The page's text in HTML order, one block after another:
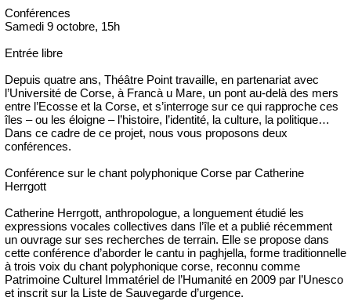
Conférences
Samedi 9 octobre, 15h
Entrée libre
Depuis quatre ans, Théâtre Point travaille, en partenariat avec
l’Université de Corse, à Francà u Mare, un pont au-delà des mers
entre l’Ecosse et la Corse, et s’interroge sur ce qui rapproche ces
îles – ou les éloigne – l’histoire, l’identité, la culture, la politique…
Dans ce cadre de ce projet, nous vous proposons deux
conférences.
Conférence sur le chant polyphonique Corse par Catherine
Herrgott
Catherine Herrgott, anthropologue, a longuement étudié les
expressions vocales collectives dans l’île et a publié récemment
un ouvrage sur ses recherches de terrain. Elle se propose dans
cette conférence d’aborder le cantu in paghjella, forme traditionnelle
à trois voix du chant polyphonique corse, reconnu comme
Patrimoine Culturel Immatériel de l’Humanité en 2009 par l’Unesco
et inscrit sur la Liste de Sauvegarde d’urgence.